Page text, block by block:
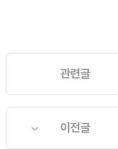
관련글
이전글